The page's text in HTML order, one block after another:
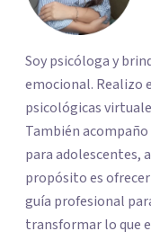
Soy psicóloga y
emocional. Realizo
psicológicas
También
para adolescentes,
propósito es ofrecer
guía profesional
transformar lo que